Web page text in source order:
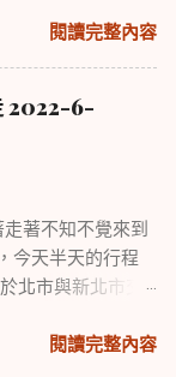
閱讀完整內容
2022-6-
不知不覺來到
今天半天的行程
北市與新北市交
在山稜線眺望台
閱讀完整內容